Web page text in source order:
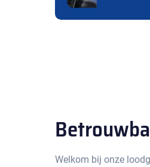
Welkom bij onze